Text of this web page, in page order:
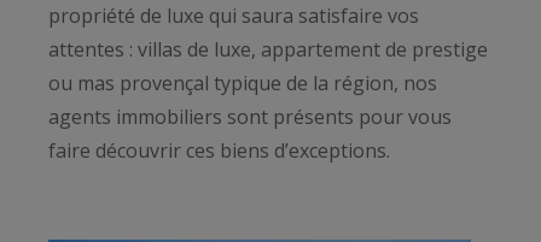
propriété de luxe qui saura satisfaire vos
attentes : villas de luxe, appartement de prestige
ou mas provençal typique de la région, nos
agents immobiliers sont présents pour vous
faire découvrir ces biens d’exceptions.